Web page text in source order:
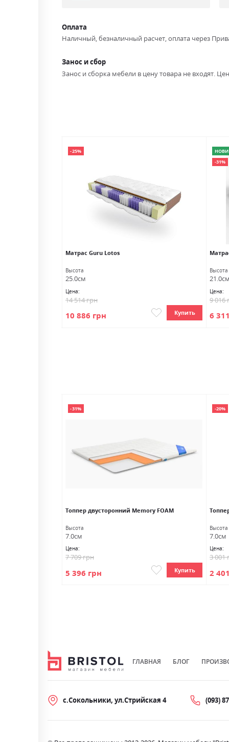
Оплата
Наличный, безналичный расчет, оплата через
Занос и сбор
Занос и сборка мебели в цену товара не входят.
-25%
Матраc Guru Lotos
Высота
25.0см
Цена:
10 886 грн
14 514 грн
Купить
-31%
Высота
21.0см
Цена:
6
9 016
-31%
Топпер двусторонний Memory FOAM
Высота
7.0см
Цена:
5 396 грн
7 709 грн
Купить
-20%
Высота
7.0см
Цена:
2
3 001
ГЛАВНАЯ БЛОГ
с.Сокольники, ул.Стрийская 4 (093)